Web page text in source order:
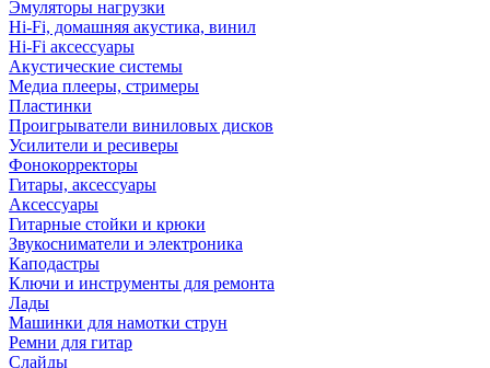
Эмуляторы нагрузки
Hi-Fi, домашняя акустика, винил
Hi-Fi аксессуары
Акустические системы
Медиа плееры, стримеры
Пластинки
Проигрыватели виниловых дисков
Усилители и ресиверы
Фонокорректоры
Гитары, аксессуары
Аксессуары
Гитарные стойки и крюки
Звукосниматели и электроника
Каподастры
Ключи и инструменты для ремонта
Лады
Машинки для намотки струн
Ремни для гитар
Слайды